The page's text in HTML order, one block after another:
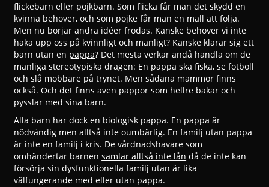
flickebarn eller pojkbarn. Som flicka får man det skydd en
kvinna behöver, och som pojke får man en mall att följa.
Men nu börjar andra idéer frodas. Kanske behöver vi inte
haka upp oss på kvinnligt och manligt? Kanske klarar sig ett
barn utan en pappa? Det mesta verkar ändå handla om de
manliga stereotypiska dragen: En pappa ska fiska, se fotboll
och slå mobbare på trynet. Men sådana mammor finns
också. Och det finns även pappor som hellre bakar och
pysslar med sina barn.
Alla barn har dock en biologisk pappa. En pappa är
nödvändig men alltså inte oumbärlig. En familj utan pappa
är inte en familj i kris. De vårdnadshavare som
omhändertar barnensamlar alltså inte lån då de inte kan
försörja sin dysfunktionella familj utan är lika
välfungerande med eller utan pappa.